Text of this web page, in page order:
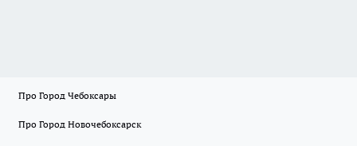
Про Город Чебоксары
Про Город Новочебоксарск